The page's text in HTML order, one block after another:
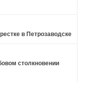
в Петрозаводске
столкновении